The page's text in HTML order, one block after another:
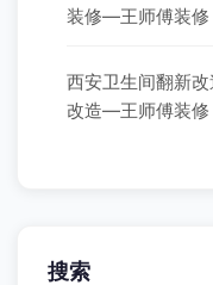
装修—王师傅装修
西安卫生间翻新
改造—王师傅装修
搜索